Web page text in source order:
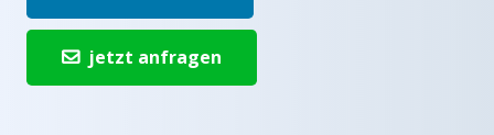
jetzt anfragen